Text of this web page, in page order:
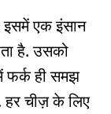
इसमें एक इंसान
है. उसको
ही समझ
हर चीज़ के लिए